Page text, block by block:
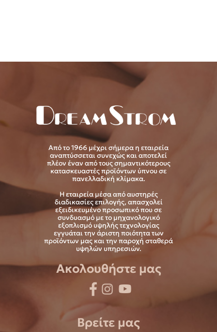
Από το 1966 μέχρι σήμερα η εταιρεία
αναπτύσσεται συνεχώς και αποτελεί
πλέον έναν από τους σημαντικότερους
κατασκευαστές προϊόντων ύπνου σε
πανελλαδική κλίμακα.
Η εταιρεία μέσα από αυστηρές
διαδικασίες επιλογής, απασχολεί
εξειδικευμένο προσωπικό που σε
συνδυασμό με το μηχανολογικό
εξοπλισμό υψηλής τεχνολογίας
εγγυάται την άριστη ποιότητα των
προϊόντων μας και την παροχή σταθερά
υψηλών υπηρεσιών.
Ακολουθήστε μας
Βρείτε μας